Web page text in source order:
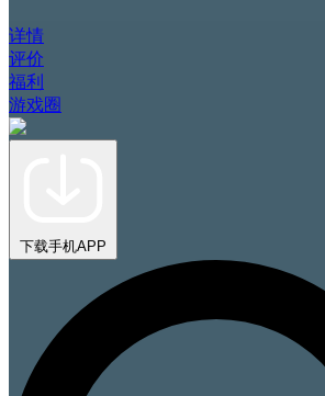
详情
评价
福利
游戏圈
下载手机APP